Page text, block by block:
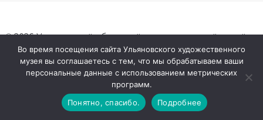
© 2026 Ульяновский областной художественный музей
Сайт разработан:Тауруна
Во время посещения сайта Ульяновского художественного
музея вы соглашаетесь с тем, что мы обрабатываем ваши
персональные данные с использованием метрических
программ.
Понятно, спасибо.
Подробнее